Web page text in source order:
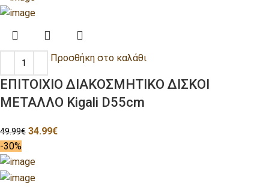
Προσθήκη στο καλάθι
ΕΠΙΤΟΙΧΙΟ ΔΙΑΚΟΣΜΗΤΙΚΟ ΔΙΣΚΟΙ
ΜΕΤΑΛΛΟ Kigali D55cm
49.99€ 34.99€
-30%